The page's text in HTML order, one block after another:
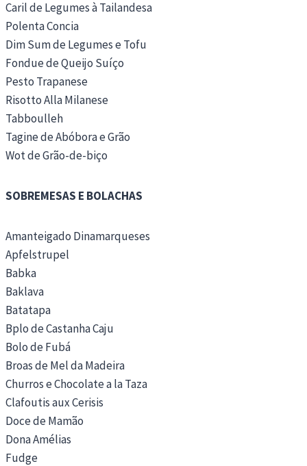
Caril de Legumes à Tailandesa
Polenta Concia
Dim Sum de Legumes e Tofu
Fondue de Queijo Suíço
Pesto Trapanese
Risotto Alla Milanese
Tabboulleh
Tagine de Abóbora e Grão
Wot de Grão-de-biço
SOBREMESAS E BOLACHAS
Amanteigado Dinamarqueses
Apfelstrupel
Babka
Baklava
Batatapa
Bplo de Castanha Caju
Bolo de Fubá
Broas de Mel da Madeira
Churros e Chocolate a la Taza
Clafoutis aux Cerisis
Doce de Mamão
Dona Amélias
Fudge